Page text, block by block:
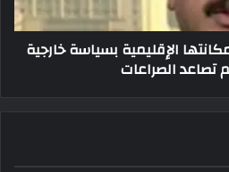
الإقليمية بسياسة خارجية
تصاعد الصراعات